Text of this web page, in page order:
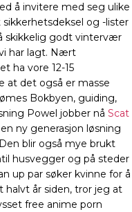
å invitere med seg ulike
og -lister
skikkelig godt vintervær
har lagt. Nært
ha vore 12-15
at det også er masse
Bokbyen, guiding,
Powel jobber nå Scat
en ny generasjon løsning
blir også mye brukt
husvegger og på steder
up par søker kvinne for å
halvt år siden, tror jeg at
free anime porn